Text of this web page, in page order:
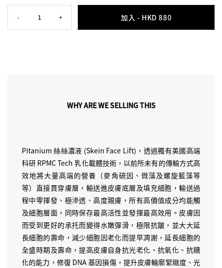
- 1 + 加入 - HKD 880
WHY ARE WE SELLING THIS
Pitanium 絲絲濃液 (Skein Face Lift)，透過獨有美國高端
科研 RPMC Tech 乳化載體技術，以前所未有的傳輸方式高
效地將大量高端的營養（麥角硫因、微藻及螺旋藍藻等
等）直接貫穿膚層，輸送進皮膚底層及填充細胞，輸送過
程中零揮發、極滲透、高度親膚，所有高價值成分均能觸
及細胞層面，同時保存最高活性並發揮最高效用。皮膚因
而受到更好的承托而變得水嫩彈滑，極限抗皺，並大大延
長細胞的壽命，減少細胞因老化而提早凋謝，延長細胞的
全盛時期及壽命，提高皮膚自身抗光老化、抗氧化、抗糖
化的能力，修復 DNA 基因損傷，提升皮膚輪廓緊緻度、光